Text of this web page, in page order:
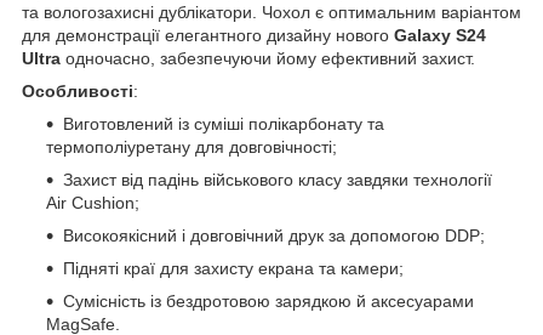
та вологозахисні дублікатори. Чохол є оптимальним варіантом
для демонстрації елегантного дизайну нового Galaxy S24
Ultra одночасно, забезпечуючи йому ефективний захист.
Особливості:
Виготовлений із суміші полікарбонату та
термополіуретану для довговічності;
Захист від падінь військового класу завдяки технології
Air Cushion;
Високоякісний і довговічний друк за допомогою DDP;
Підняті краї для захисту екрана та камери;
Сумісність із бездротовою зарядкою й аксесуарами
MagSafe.